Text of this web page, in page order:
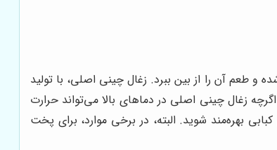
طعم آن را از بین ببرد. زغال چینی اصلی، با تولید
زغال چینی اصلی در دماهای بالا می‌تواند حرارت
بهره‌مند شوید. البته، در برخی موارد، برای پخت